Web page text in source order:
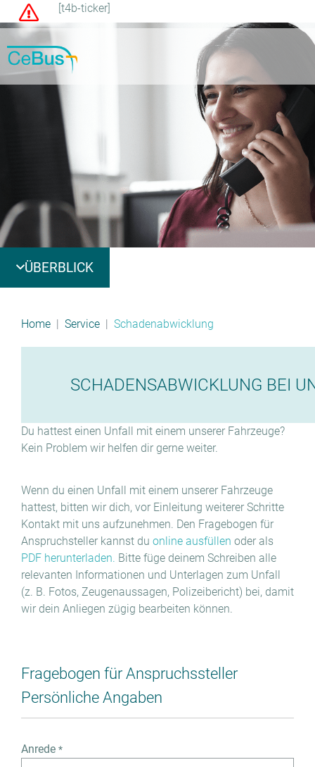
[t4b-ticker]
ÜBERBLICK
Home Service Schadenabwicklung
SCHADENSABWICKLUNG BEI
Du hattest einen Unfall mit einem unserer Fahrzeuge?
Kein Problem wir helfen dir gerne weiter.
Wenn du einen Unfall mit einem unserer Fahrzeuge
hattest, bitten wir dich, vor Einleitung weiterer Schritte
Kontakt mit uns aufzunehmen. Den Fragebogen für
Anspruchsteller kannst du online ausfüllen oder als
PDF herunterladen. Bitte füge deinem Schreiben alle
relevanten Informationen und Unterlagen zum Unfall
(z. B. Fotos, Zeugenaussagen, Polizeibericht) bei, damit
wir dein Anliegen zügig bearbeiten können.
Fragebogen für Anspruchssteller
Persönliche Angaben
Anrede *